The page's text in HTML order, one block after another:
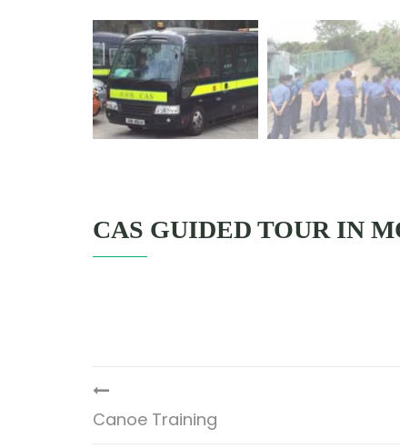
CAS GUIDED TOUR IN
Canoe Training